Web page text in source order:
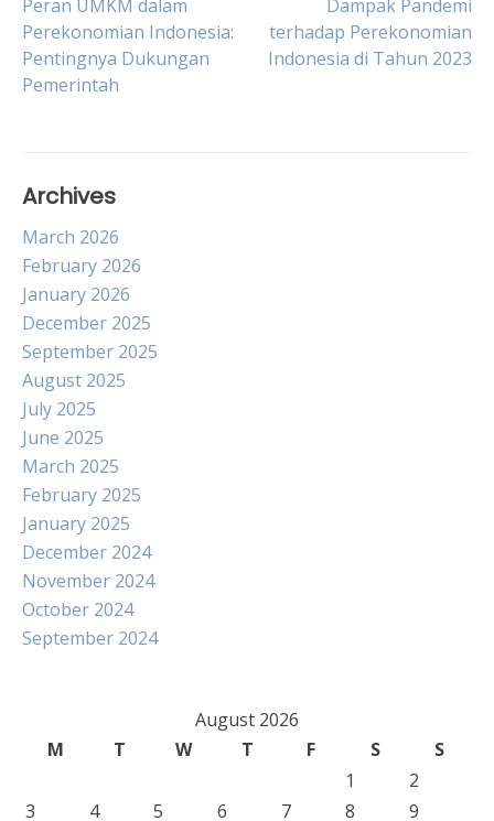
Post
navigation
Peran UMKM dalam
Perekonomian Indonesia:
Pentingnya Dukungan
Pemerintah
Dampak Pandemi
terhadap Perekonomian
Indonesia di Tahun 2023
Archives
March 2026
February 2026
January 2026
December 2025
September 2025
August 2025
July 2025
June 2025
March 2025
February 2025
January 2025
December 2024
November 2024
October 2024
September 2024
August 2026
M
T W T F S
S
1
2
3
4 5 6 7 8 9